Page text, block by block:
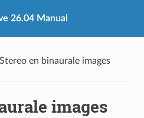
26.04 Manual
Stereo en binaurale images
images